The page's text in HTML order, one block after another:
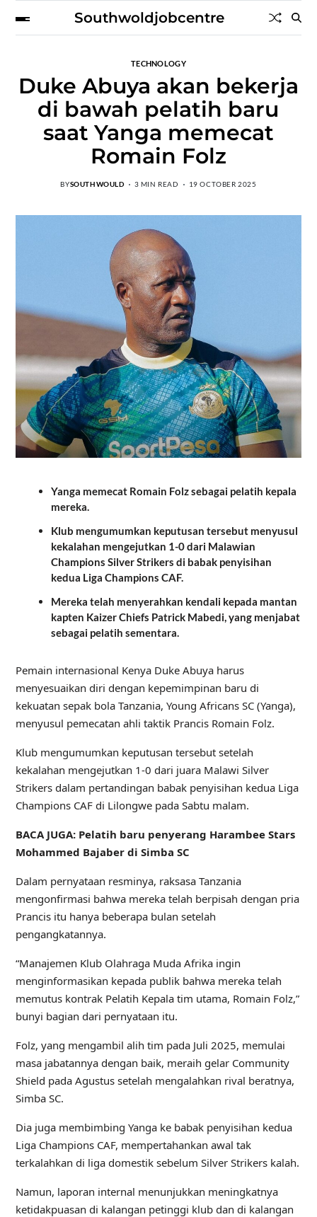
Southwoldjobcentre
TECHNOLOGY
Duke Abuya akan bekerja
di bawah pelatih baru
saat Yanga memecat
Romain Folz
BYSOUTHWOULD 3 MIN READ 19 OCTOBER 2025
Yanga memecat Romain Folz sebagai pelatih kepala
mereka.
Klub mengumumkan keputusan tersebut menyusul
kekalahan mengejutkan 1-0 dari Malawian
Champions Silver Strikers di babak penyisihan
kedua Liga Champions CAF.
Mereka telah menyerahkan kendali kepada mantan
kapten Kaizer Chiefs Patrick Mabedi, yang menjabat
sebagai pelatih sementara.
Pemain internasional Kenya Duke Abuya harus
menyesuaikan diri dengan kepemimpinan baru di
kekuatan sepak bola Tanzania, Young Africans SC (Yanga),
menyusul pemecatan ahli taktik Prancis Romain Folz.
Klub mengumumkan keputusan tersebut setelah
kekalahan mengejutkan 1-0 dari juara Malawi Silver
Strikers dalam pertandingan babak penyisihan kedua Liga
Champions CAF di Lilongwe pada Sabtu malam.
BACA JUGA: Pelatih baru penyerang Harambee Stars
Mohammed Bajaber di Simba SC
Dalam pernyataan resminya, raksasa Tanzania
mengonfirmasi bahwa mereka telah berpisah dengan pria
Prancis itu hanya beberapa bulan setelah
pengangkatannya.
“Manajemen Klub Olahraga Muda Afrika ingin
menginformasikan kepada publik bahwa mereka telah
memutus kontrak Pelatih Kepala tim utama, Romain Folz,”
bunyi bagian dari pernyataan itu.
Folz, yang mengambil alih tim pada Juli 2025, memulai
masa jabatannya dengan baik, meraih gelar Community
Shield pada Agustus setelah mengalahkan rival beratnya,
Simba SC.
Dia juga membimbing Yanga ke babak penyisihan kedua
Liga Champions CAF, mempertahankan awal tak
terkalahkan di liga domestik sebelum Silver Strikers kalah.
Namun, laporan internal menunjukkan meningkatnya
ketidakpuasan di kalangan petinggi klub dan di kalangan